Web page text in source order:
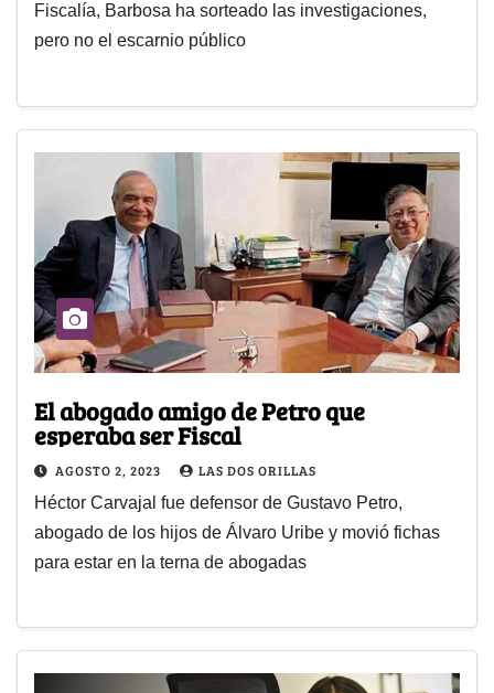
Fiscalía, Barbosa ha sorteado las investigaciones,
pero no el escarnio público
El abogado amigo de Petro que
esperaba ser Fiscal
AGOSTO 2, 2023 LAS DOS ORILLAS
Héctor Carvajal fue defensor de Gustavo Petro,
abogado de los hijos de Álvaro Uribe y movió fichas
para estar en la terna de abogadas